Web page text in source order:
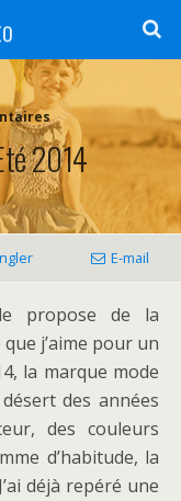
2014
E-mail
propose de la
j’aime pour un
la marque mode
des années
des couleurs
d’habitude, la
déjà repéré une